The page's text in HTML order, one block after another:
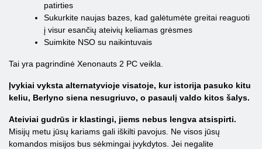
patirties
Sukurkite naujas bazes, kad galėtumėte greitai reaguoti
į visur esančių ateivių keliamas grėsmes
Suimkite NSO su naikintuvais
Tai yra pagrindinė Xenonauts 2 PC veikla.
Įvykiai vyksta alternatyvioje visatoje, kur istorija pasuko kitu
keliu, Berlyno siena nesugriuvo, o pasaulį valdo kitos šalys.
Ateiviai gudrūs ir klastingi, jiems nebus lengva atsispirti.
Misijų metu jūsų kariams gali iškilti pavojus. Ne visos jūsų
komandos misijos bus sėkmingai įvykdytos. Jei negalite